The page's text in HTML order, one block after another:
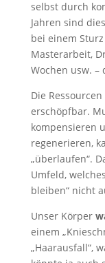
selbst durch
Jahren sind
bei einem
Masterarbeit,
Wochen usw. –
Die
erschöpfbar.
kompensieren
regenerieren,
„überlaufen“.
Umfeld,
bleiben“ nicht
Unser Körper
einem
„Haarausfall“,